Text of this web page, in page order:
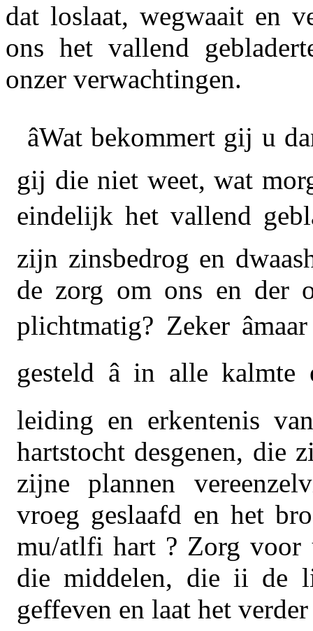
dat loslaat, wegwaait en
ons het vallend
onzer verwachtingen.
âWat bekommert gij u
gij die niet weet, wat
eindelijk het vallend
zijn zinsbedrog en
de zorg om ons en der
plichtmatig? Zeker
gesteld â in alle
leiding en erkentenis
hartstocht desgenen, die
zijne plannen
vroeg geslaafd en het
mu/atlfi hart ? Zorg voor
die middelen, die ii de
geffeven en laat het verder